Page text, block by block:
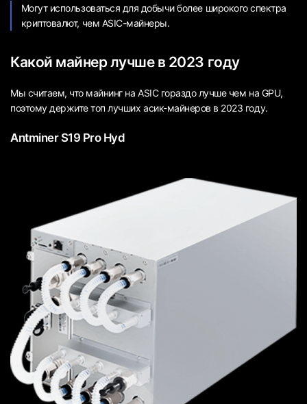
Могут использоваться для добычи более широкого спектра
криптовалют, чем ASIC-майнеры.
Какой майнер лучше в 2023 году
Мы считаем, что майнинг на ASIC гораздо лучше чем на GPU,
поэтому держите топ лучших асик-майнеров в 2023 году.
Antminer S19 Pro Hyd